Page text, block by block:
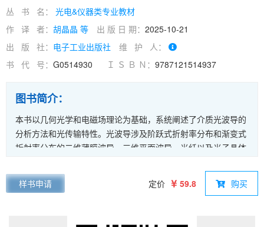
丛 书 名： 光电&仪器类专业教材
作 译 者： 胡晶晶 等 出 版 日 期： 2025-10-21
出 版 社： 电子工业出版社
维 护 人：
书 代 号： G0514930 Ｉ Ｓ Ｂ Ｎ： 9787121514937
图书简介：
本书以几何光学和电磁场理论为基础，系统阐述了介质光波导的
分析方法和光传输特性。光波导涉及阶跃式折射率分布和渐变式
折射率分布的二维薄膜波导、三维平面波导、光纤以及光子晶体
与特征、模式场的分布与传输特性、模式耦合理论等。详细介绍
了多种无源和有源光器件的结构、基本原理及工作特性，关于波
样书申请 定价 59.8 购买